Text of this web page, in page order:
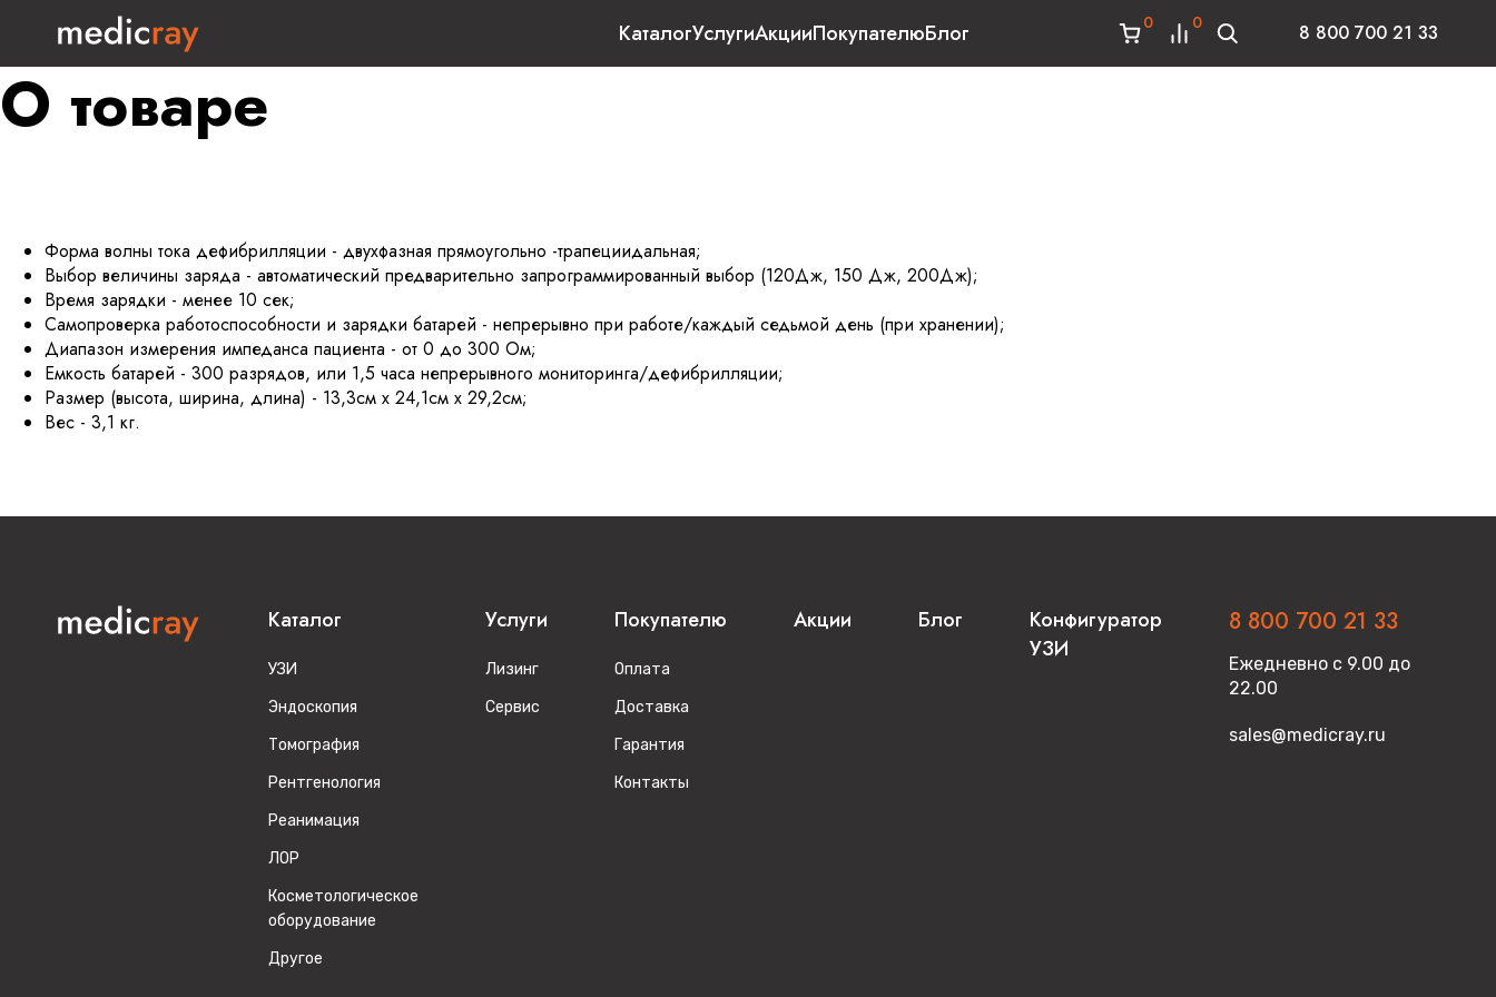
КаталогУслугиАкцииПокупателюБлог 0 0 8 800 700 21 33
О товаре
Форма волны тока дефибрилляции - двухфазная прямоугольно -трапециидальная;
Выбор величины заряда - автоматический предварительно запрограммированный выбор (120Дж, 150 Дж, 200Дж);
Время зарядки - менее 10 сек;
Самопроверка работоспособности и зарядки батарей - непрерывно при работе/каждый седьмой день (при хранении);
Диапазон измерения импеданса пациента - от 0 до 300 Ом;
Емкость батарей - 300 разрядов, или 1,5 часа непрерывного мониторинга/дефибрилляции;
Размер (высота, ширина, длина) - 13,3см х 24,1см х 29,2см;
Вес - 3,1 кг.
Каталог
УЗИ
Эндоскопия
Томография
Рентгенология
Реанимация
ЛОР
Косметологическое
оборудование
Другое
Услуги
Лизинг
Сервис
Покупателю
Оплата
Доставка
Гарантия
Контакты
Акции Блог
Конфигуратор
УЗИ
8 800 700 21 33
Ежедневно с 9.00 до
22.00
sales@medicray.ru